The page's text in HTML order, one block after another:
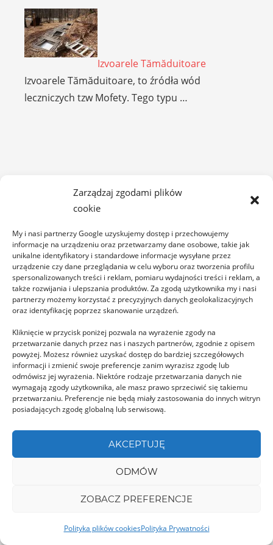
Zarządzaj zgodami plików
cookie
My i nasi partnerzy Google uzyskujemy dostęp i przechowujemy
informacje na urządzeniu oraz przetwarzamy dane osobowe, takie jak
unikalne identyfikatory i standardowe informacje wysyłane przez
urządzenie czy dane przeglądania w celu wyboru oraz tworzenia profilu
spersonalizowanych treści i reklam, pomiaru wydajności treści i reklam, a
także rozwijania i ulepszania produktów. Za zgodą użytkownika my i nasi
partnerzy możemy korzystać z precyzyjnych danych geolokalizacyjnych
oraz identyfikację poprzez skanowanie urządzeń.
Kliknięcie w przycisk poniżej pozwala na wyrażenie zgody na
przetwarzanie danych przez nas i naszych partnerów, zgodnie z opisem
powyżej. Możesz również uzyskać dostęp do bardziej szczegółowych
informacji i zmienić swoje preferencje zanim wyrazisz zgodę lub
odmówisz jej wyrażenia. Niektóre rodzaje przetwarzania danych nie
wymagają zgody użytkownika, ale masz prawo sprzeciwić się takiemu
przetwarzaniu. Preferencje nie będą miały zastosowania do innych witryn
posiadających zgodę globalną lub serwisową.
AKCEPTUJĘ
ODMÓW
ZOBACZ PREFERENCJE
Polityka plików cookiesPolityka Prywatności
Izvoarele Tămăduitoare
Izvoarele Tămăduitoare, to źródła wód
leczniczych tzw Mofety. Tego typu …
DÂMBOVIȚA
TransBucegi
TransBucegi, to jedna z nowszych widokowych
tras przez góry w Rumunii. Znajdziemy ją w